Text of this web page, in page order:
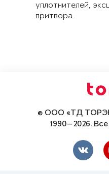
уплотнителей,
притвора.
© ООО «ТД
1990—2026.